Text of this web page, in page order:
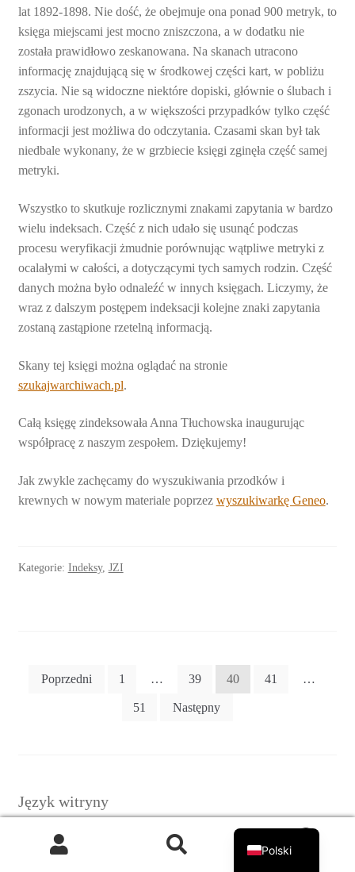
lat 1892-1898. Nie dość, że obejmuje ona ponad 900 metryk, to
księga miejscami jest mocno zniszczona, a w dodatku nie
została prawidłowo zeskanowana. Na skanach utracono
informację znajdującą się w środkowej części kart, w pobliżu
zszycia. Nie są widoczne niektóre dopiski, głównie o ślubach i
zgonach urodzonych, a w większości przypadków tylko część
informacji jest możliwa do odczytania. Czasami skan był tak
niedbale wykonany, że w grzbiecie księgi zginęła część samej
metryki.
Wszystko to skutkuje rozlicznymi znakami zapytania w bardzo
wielu indeksach. Część z nich udało się usunąć podczas
procesu weryfikacji żmudnie porównując wątpliwe metryki z
ocalałymi w całości, a dotyczącymi tych samych rodzin. Część
danych można było odnaleźć w innych księgach. Liczymy, że
wraz z dalszym postępem indeksacji kolejne znaki zapytania
zostaną zastąpione rzetelną informacją.
Skany tej księgi można oglądać na stronie
szukajwarchiwach.pl.
Całą księgę zindeksowała Anna Tłuchowska inaugurując
współpracę z naszym zespołem. Dziękujemy!
Jak zwykle zachęcamy do wyszukiwania przodków i
krewnych w nowym materiale poprzez wyszukiwarkę Geneo.
Kategorie: Indeksy, JZI
Stronicowanie
Poprzedni 1 … 39 40 41 …
51 Następny
Język witryny
Polski